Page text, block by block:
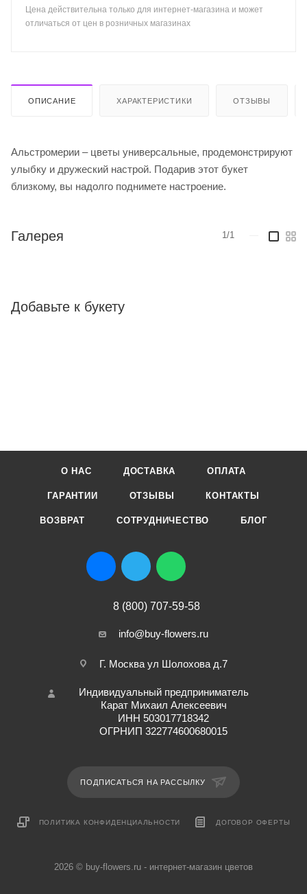
Цена действительна только для интернет-магазина и может
отличаться от цен в розничных магазинах
ОПИСАНИЕ ХАРАКТЕРИСТИКИ ОТЗЫВЫ
Альстромерии – цветы универсальные, продемонстрируют
улыбку и дружеский настрой. Подарив этот букет
близкому, вы надолго поднимете настроение.
Галерея 1/1
Добавьте к букету
О НАС ДОСТАВКА ОПЛАТА
ГАРАНТИИ ОТЗЫВЫ КОНТАКТЫ
ВОЗВРАТ СОТРУДНИЧЕСТВО БЛОГ
8 (800) 707-59-58
info@buy-flowers.ru
Г. Москва ул Шолохова д.7
Индивидуальный предприниматель
Карат Михаил Алексеевич
ИНН 503017718342
ОГРНИП 322774600680015
ПОДПИСАТЬСЯ НА РАССЫЛКУ
ПОЛИТИКА КОНФИДЕНЦИАЛЬНОСТИ ДОГОВОР ОФЕРТЫ
2026 © buy-flowers.ru - интернет-магазин цветов